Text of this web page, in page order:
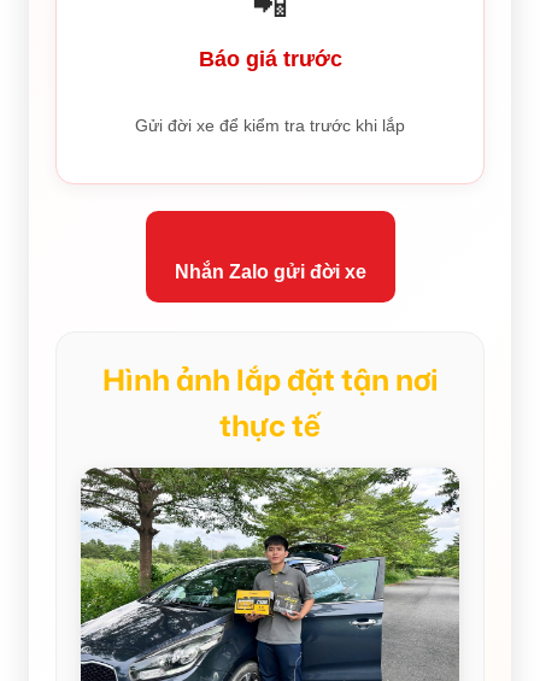
Báo giá trước
Gửi đời xe để kiểm tra trước khi lắp
Nhắn Zalo gửi đời xe
Hình ảnh lắp đặt tận nơi
thực tế